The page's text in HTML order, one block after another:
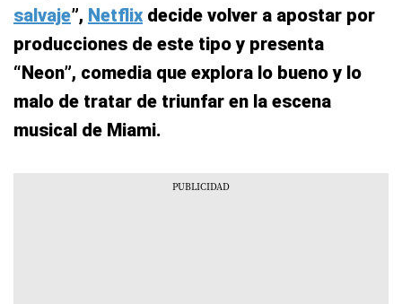
salvaje”, Netflix decide volver a apostar por
producciones de este tipo y presenta
“Neon”, comedia que explora lo bueno y lo
malo de tratar de triunfar en la escena
musical de Miami.